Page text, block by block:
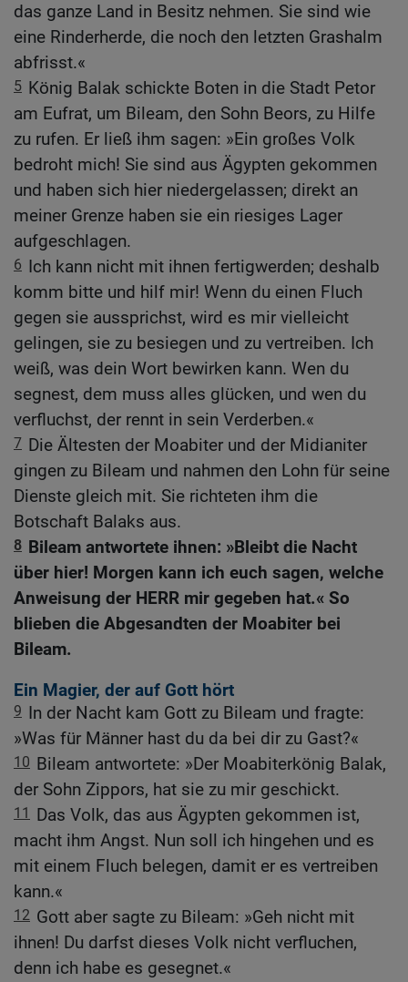
das ganze Land in Besitz nehmen. Sie sind wie
eine Rinderherde, die noch den letzten Grashalm
abfrisst.«
5 König Balak schickte Boten in die Stadt Petor
am Eufrat, um Bileam, den Sohn Beors, zu Hilfe
zu rufen. Er ließ ihm sagen: »Ein großes Volk
bedroht mich! Sie sind aus Ägypten gekommen
und haben sich hier niedergelassen; direkt an
meiner Grenze haben sie ein riesiges Lager
aufgeschlagen.
6 Ich kann nicht mit ihnen fertigwerden; deshalb
komm bitte und hilf mir! Wenn du einen Fluch
gegen sie aussprichst, wird es mir vielleicht
gelingen, sie zu besiegen und zu vertreiben. Ich
weiß, was dein Wort bewirken kann. Wen du
segnest, dem muss alles glücken, und wen du
verfluchst, der rennt in sein Verderben.«
7 Die Ältesten der Moabiter und der Midianiter
gingen zu Bileam und nahmen den Lohn für seine
Dienste gleich mit. Sie richteten ihm die
Botschaft Balaks aus.
8 Bileam antwortete ihnen: »Bleibt die Nacht
über hier! Morgen kann ich euch sagen, welche
Anweisung der HERR mir gegeben hat.« So
blieben die Abgesandten der Moabiter bei
Bileam.
Ein Magier, der auf Gott hört
9 In der Nacht kam Gott zu Bileam und fragte:
»Was für Männer hast du da bei dir zu Gast?«
10 Bileam antwortete: »Der Moabiterkönig Balak,
der Sohn Zippors, hat sie zu mir geschickt.
11
Das Volk, das aus Ägypten gekommen ist,
macht ihm Angst. Nun soll ich hingehen und es
mit einem Fluch belegen, damit er es vertreiben
kann.«
12 Gott aber sagte zu Bileam: »Geh nicht mit
ihnen! Du darfst dieses Volk nicht verfluchen,
denn ich habe es gesegnet.«